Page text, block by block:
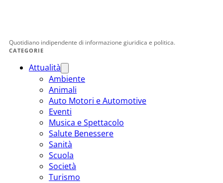
Quotidiano indipendente di informazione giuridica e politica.
CATEGORIE
Attualità
Ambiente
Animali
Auto Motori e Automotive
Eventi
Musica e Spettacolo
Salute Benessere
Sanità
Scuola
Società
Turismo